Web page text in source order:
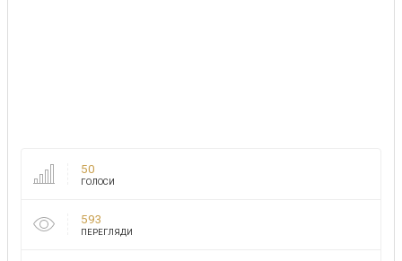
50
ГОЛОСИ
593
ПЕРЕГЛЯДИ